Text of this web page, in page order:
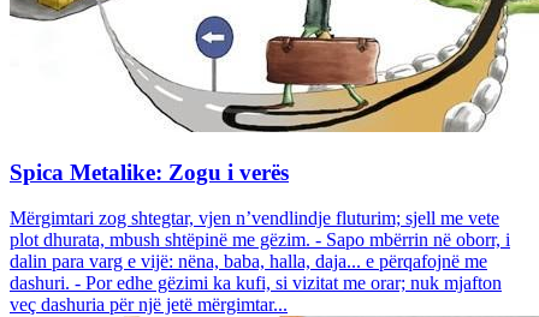
Spica Metalike: Zogu i verës
Mërgimtari zog shtegtar, vjen n’vendlindje fluturim; sjell me vete
plot dhurata, mbush shtëpinë me gëzim. - Sapo mbërrin në oborr, i
dalin para varg e vijë: nëna, baba, halla, daja... e përqafojnë me
dashuri. - Por edhe gëzimi ka kufi, si vizitat me orar; nuk mjafton
veç dashuria për një jetë mërgimtar...